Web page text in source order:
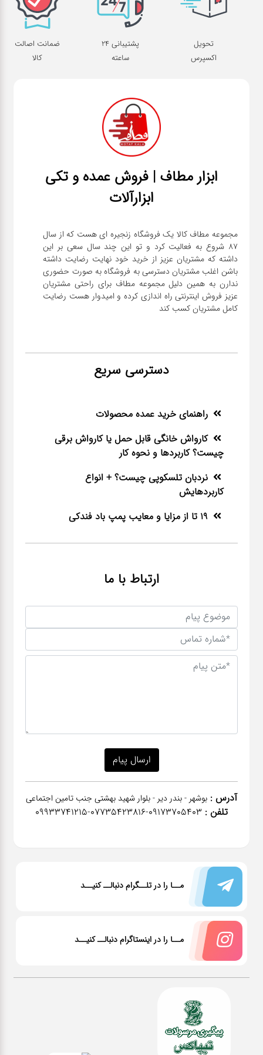
تحویل
اکسپرس
پشتیبانی 24
ساعته
ضمانت اصالت
کالا
ابزار مطاف | فروش عمده و تکی
ابزارآلات
مجموعه مطاف کالا یک فروشگاه زنجیره ای هست که از سال
۸۷ شروع به فعالیت کرد و تو این چند سال سعی بر این
داشته که مشتریان عزیز از خرید خود نهایت رضایت داشته
باشن اغلب مشتریان دسترسی به فروشگاه به صورت حضوری
ندارن به همین دلیل مجموعه مطاف برای راحتی مشتریان
عزیز فروش اینترنتی راه اندازی کرده و امیدوار هست رضایت
کامل مشتریان کسب کند
دسترسی سریع
راهنمای خرید عمده محصولات
کارواش خانگی قابل حمل یا کارواش برقی
چیست؟ کاربردها و نحوه کار
نردبان تلسکوپی چیست؟ + انواع
کاربردهایش
19 تا از مزایا و معایب پمپ باد فندکی
ارتباط با ما
آدرس : بوشهر - بندر دیر - بلوار شهید بهشتی جنب تامین اجتماعی
تلفن : ٠٩١٧٣٧٠٥٤٠٣-07735423816-09933741215
مــا را در تلــگرام دنبالــ کنیــد
مــا را در اینستاگرام دنبالــ کنیــد